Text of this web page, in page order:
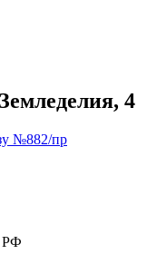
4
№882/пр
РФ